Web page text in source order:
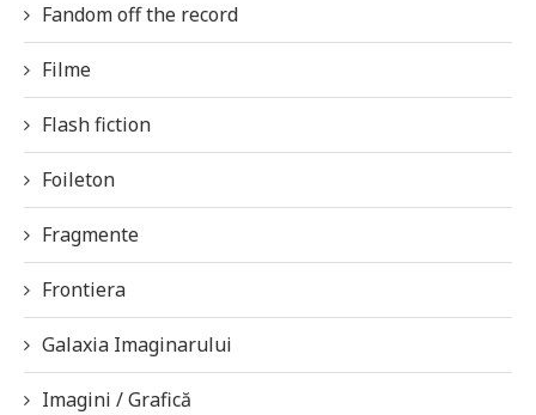
Fandom off the record
Filme
Flash fiction
Foileton
Fragmente
Frontiera
Galaxia Imaginarului
Imagini / Grafică